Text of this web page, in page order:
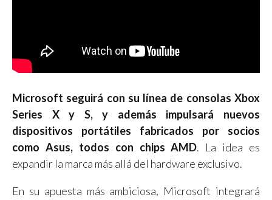
Microsoft seguirá con su línea de consolas Xbox
Series X y S, y además impulsará nuevos
dispositivos portátiles fabricados por socios
como Asus, todos con chips AMD. La idea es
expandir la marca más allá del hardware exclusivo.
En su apuesta más ambiciosa, Microsoft integrará